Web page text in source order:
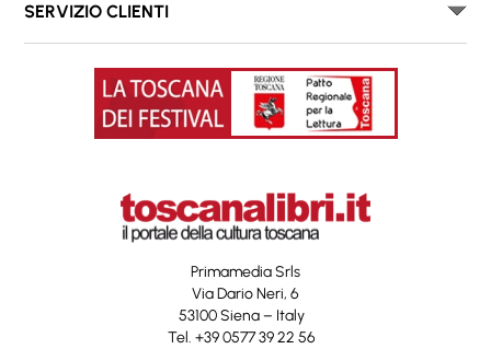
SERVIZIO CLIENTI
Primamedia Srls
Via Dario Neri, 6
53100 Siena – Italy
Tel. +39 0577 39 22 56